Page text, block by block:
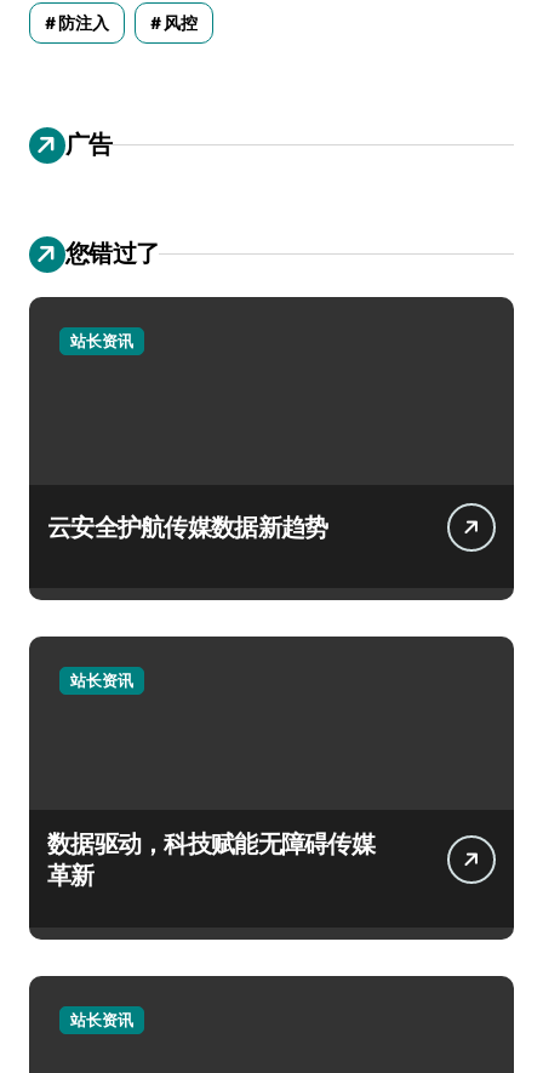
防注入 风控
广告
您错过了
站长资讯
云安全护航传媒数据新趋势
站长资讯
数据驱动，科技赋能无障碍传媒
革新
站长资讯